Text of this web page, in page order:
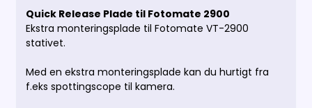
Quick Release Plade til Fotomate 2900
Ekstra monteringsplade til Fotomate VT-2900
stativet.
Med en ekstra monteringsplade kan du hurtigt fra
f.eks spottingscope til kamera.